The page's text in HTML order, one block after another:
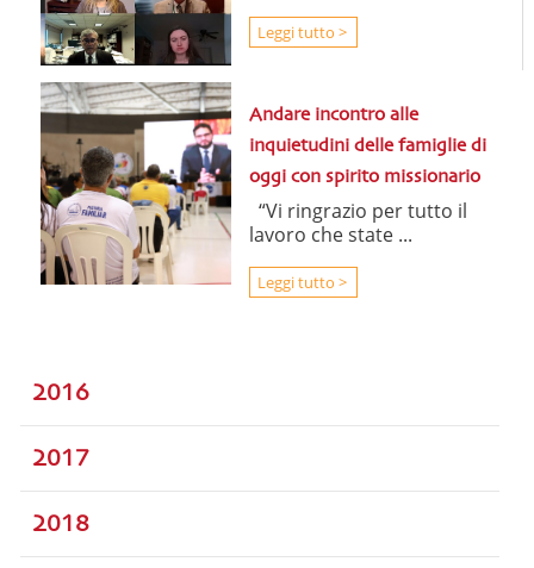
Leggi tutto >
Andare incontro alle
inquietudini delle famiglie di
oggi con spirito missionario
“Vi ringrazio per tutto il
lavoro che state ...
Leggi tutto >
2016
2017
2018